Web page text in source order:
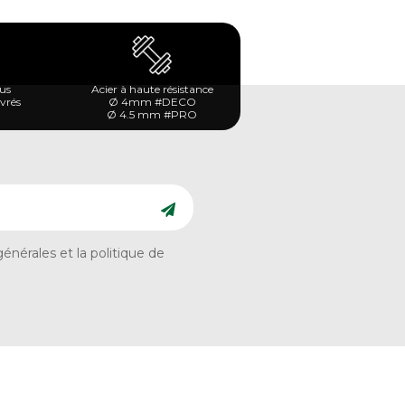
Acier à haute résistance
Ø 4mm #DECO
Ø 4.5 mm #PRO
et la politique de